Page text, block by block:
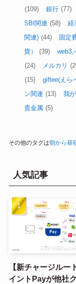
(109)
銀行 (77)
SBI関連 (58) 経
関連) (44) 固定
貨）
(39) web3
(24)
メルカリ
(15)
giftee(えら
ン関連 (13) 我
貴金属 (5)
その他のタグは朝から昼
人気記事
【新チャージルー
イントPayが他社